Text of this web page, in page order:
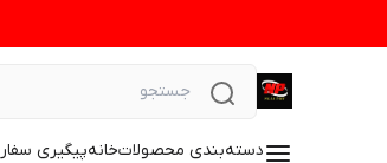
دسته‌بندی محصولاتخانهپیگیری